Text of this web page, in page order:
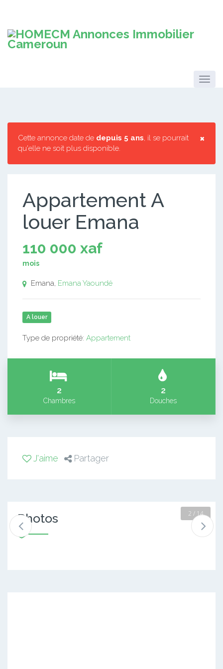
×
Cette annonce date de depuis 5 ans, il se pourrait
qu'elle ne soit plus disponible.
Appartement A
louer Emana
110 000 xaf
mois
Emana, EmanaYaoundé
A louer
Type de propriété: Appartement
2
Chambres
2
Douches
J'aime Partager
Photos 2 / 14